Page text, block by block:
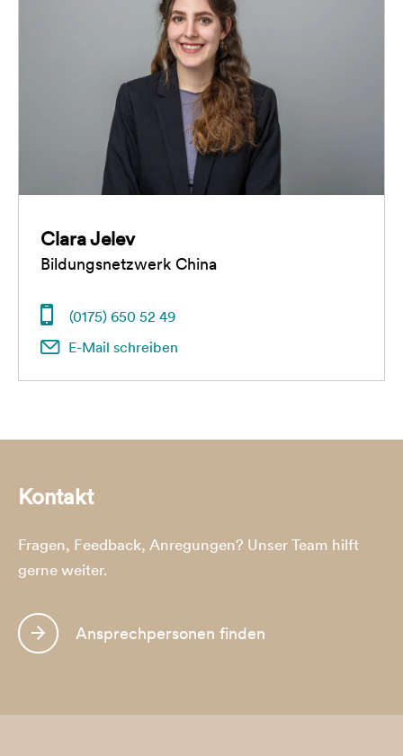
bis 14 Tage vor Beginn der Akademie eine
Bearbeitungsgebühr von 50€
Danach können wir bei einer Absage ohne
wichtigen Grund die geleistete Eigenbeteiligung
nicht mehr erstatten.
Ein Rücktritt von der Teilnahme ist immer
schriftlich an Bildung & Begabung zu richten.
Sollten die Akademie oder ein Kurs unvorhergesehen
COVID-Ausbruchs), können die Kosten nicht mehr
erstattet werden.
Clara Jelev
Bildungsnetzwerk China
(0175) 650 52 49
E-Mail schreiben
Kontakt
Fragen, Feedback, Anregungen? Unser Team hilft
gerne weiter.
Ansprechpersonen finden